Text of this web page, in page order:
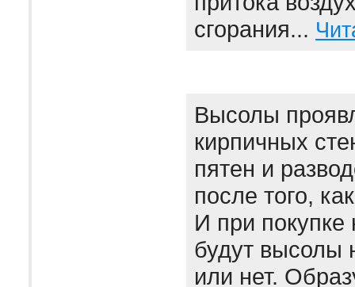
сгорания...
Высолы
кирпичных
пятен и
после того,
И при покупке
будут высолы
или нет.